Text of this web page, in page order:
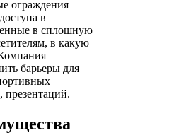
ограждения
в
в сплошную
в какую
барьеры для
презентаций.